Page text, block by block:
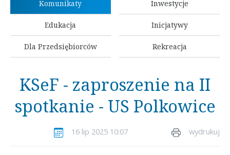
Komunikaty Inwestycje
Edukacja Inicjatywy
Dla Przedsiębiorców Rekreacja
KSeF - zaproszenie na II
spotkanie - US Polkowice
16 lip 2025 10:07 wydrukuj